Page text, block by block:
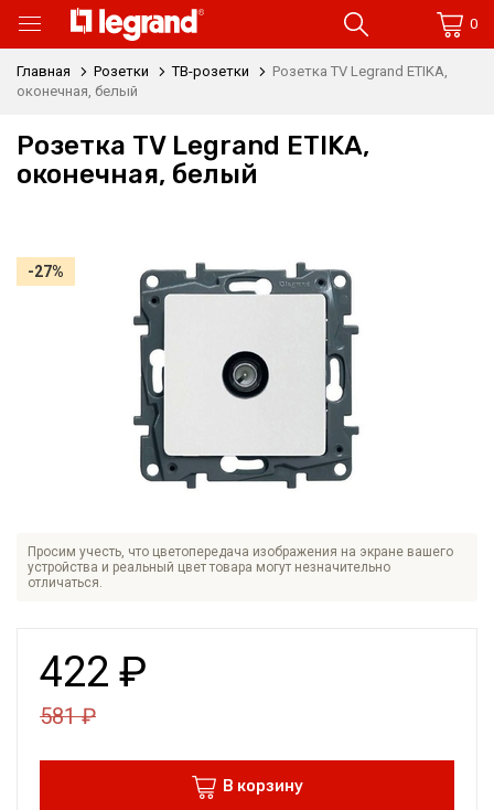
0
Главная Розетки ТВ-розетки
Розетка TV Legrand ETIKA,
оконечная, белый
Розетка TV Legrand ETIKA,
оконечная, белый
Просим учесть, что цветопередача изображения на экране вашего
устройства и реальный цвет товара могут незначительно
отличаться.
-27%
422 ₽
581₽
В корзину